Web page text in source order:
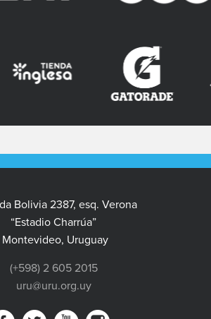
Bolivia 2387, esq. Verona
“Estadio Charrúa”
Montevideo, Uruguay
(+598) 2 605 2015
uru@uru.org.uy